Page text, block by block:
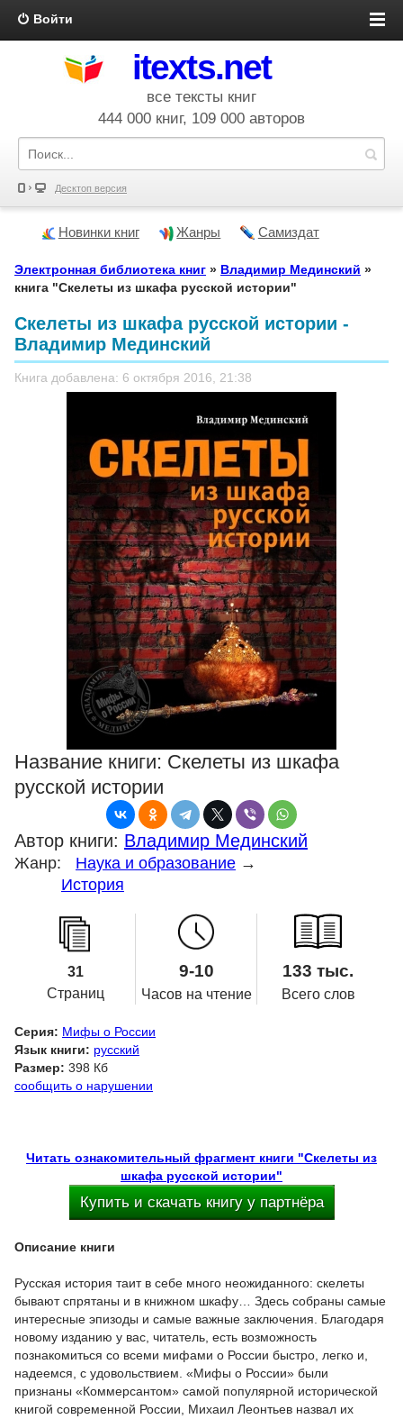
Войти
itexts.net
все тексты книг
444 000 книг, 109 000 авторов
Десктоп версия
Новинки книг Жанры Самиздат
Электронная библиотека книг » Владимир Мединский »
книга "Скелеты из шкафа русской истории"
Скелеты из шкафа русской истории -
Владимир Мединский
Книга добавлена: 6 октября 2016, 21:38
Название книги: Скелеты из шкафа
русской истории
Автор книги: Владимир Мединский
Жанр: Наука и образование →
История
31
Страниц
9-10
Часов на чтение
133 тыс.
Всего слов
Серия: Мифы о России
Язык книги: русский
Размер: 398 Кб
сообщить о нарушении
Читать ознакомительный фрагмент книги "Скелеты из
шкафа русской истории"
Купить и скачать книгу у партнёра
Описание книги
Русская история таит в себе много неожиданного: скелеты
бывают спрятаны и в книжном шкафу… Здесь собраны самые
интересные эпизоды и самые важные заключения. Благодаря
новому изданию у вас, читатель, есть возможность
познакомиться со всеми мифами о России быстро, легко и,
надеемся, с удовольствием. «Мифы о России» были
признаны «Коммерсантом» самой популярной исторической
книгой современной России, Михаил Леонтьев назвал их